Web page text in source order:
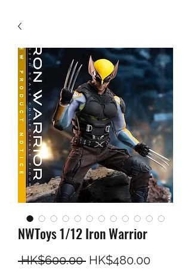
NWToys 1/12 Iron Warrior
HK$600.00 一般價格
HK$480.00促銷價格